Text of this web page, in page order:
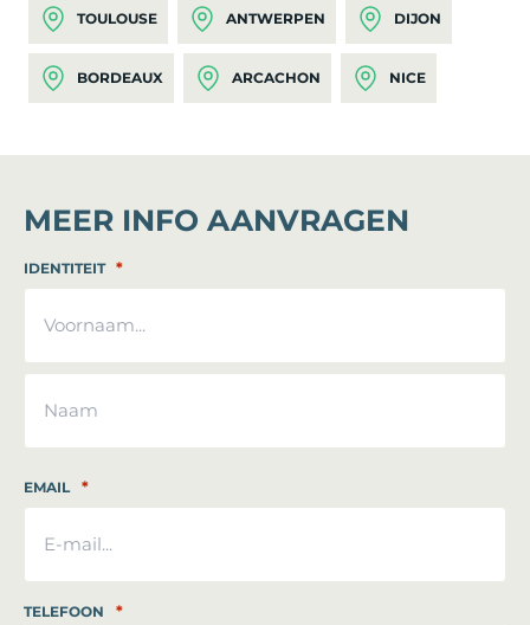
TOULOUSE ANTWERPEN DIJON
BORDEAUX ARCACHON NICE
MEER INFO AANVRAGEN
IDENTITEIT *
Voornaam
EMAIL *
TELEFOON *